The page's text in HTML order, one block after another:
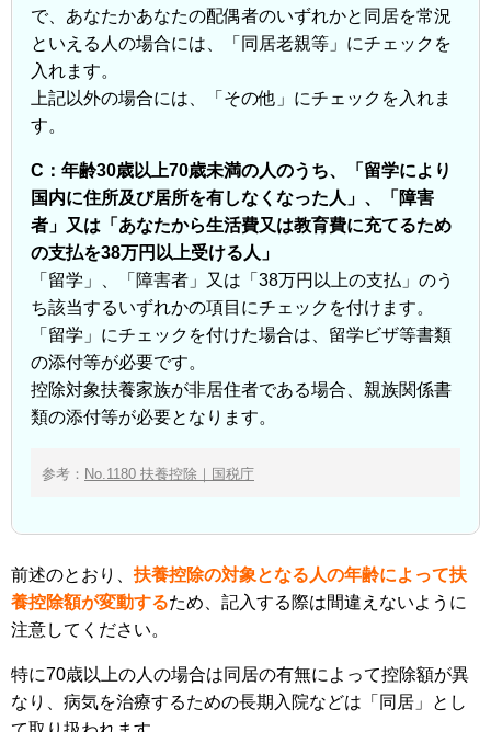
で、あなたかあなたの配偶者のいずれかと同居を常況
といえる人の場合には、「同居老親等」にチェックを
入れます。
上記以外の場合には、「その他」にチェックを入れま
す。
C：年齢30歳以上70歳未満の人のうち、「留学により
国内に住所及び居所を有しなくなった人」、「障害
者」又は「あなたから生活費又は教育費に充てるため
の支払を38万円以上受ける人」
「留学」、「障害者」又は「38万円以上の支払」のう
ち該当するいずれかの項目にチェックを付けます。
「留学」にチェックを付けた場合は、留学ビザ等書類
の添付等が必要です。
控除対象扶養家族が非居住者である場合、親族関係書
類の添付等が必要となります。
参考： No.1180 扶養控除｜国税庁
前述のとおり、 扶養控除の対象となる人の年齢によって扶
養控除額が変動するため、記入する際は間違えないように
注意してください。
特に70歳以上の人の場合は同居の有無によって控除額が異
なり、病気を治療するための長期入院などは「同居」とし